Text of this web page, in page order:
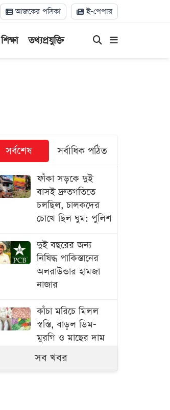
আজকের পত্রিকা ই-পেপার
শিক্ষা তথ্যপ্রযুক্তি
সর্বশেষ সর্বাধিক পঠিত
ফাঁকা সড়কে দুই
বাসই দ্রুতগতিতে
চলছিল, চালকদের
চোখে ছিল ঘুম: পুলিশ
দুই বছরের জন্য
নিষিদ্ধ পাকিস্তানের
অলরাউন্ডার হামজা
নাজার
কাঁচা মরিচে মিলল
স্বস্তি, বাড়ল ডিম-
মুরগি ও মাছের দাম
বাংলাদেশ থেকে
সব খবর